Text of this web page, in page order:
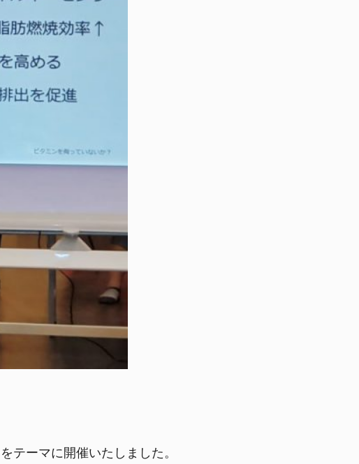
テーマに開催いたしました。